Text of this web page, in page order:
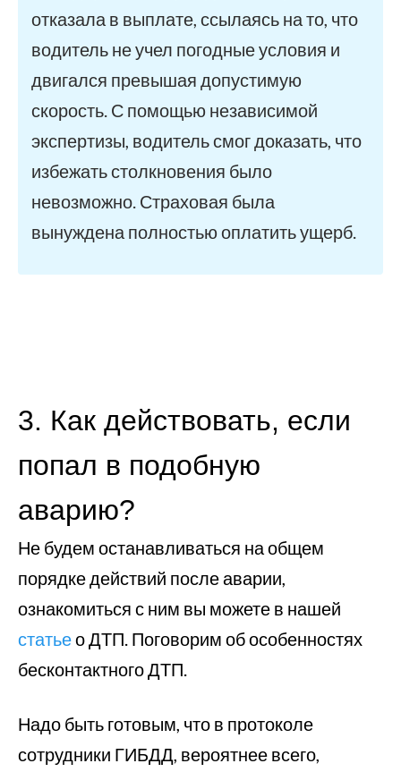
отказала в выплате, ссылаясь на то, что
водитель не учел погодные условия и
двигался превышая допустимую
скорость. С помощью независимой
экспертизы, водитель смог доказать, что
избежать столкновения было
невозможно. Страховая была
вынуждена полностью оплатить ущерб.
3. Как действовать, если
попал в подобную
аварию?
Не будем останавливаться на общем
порядке действий после аварии,
ознакомиться с ним вы можете в нашей
статьео ДТП. Поговорим об особенностях
бесконтактного ДТП.
Надо быть готовым, что в протоколе
сотрудники ГИБДД, вероятнее всего,